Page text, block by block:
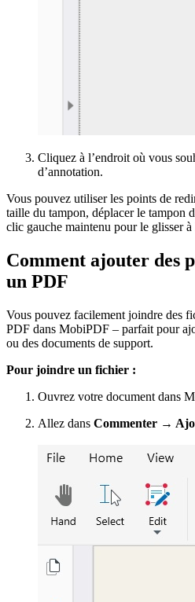
Cliquez à l’endroit où vous
d’annotation.
Vous pouvez utiliser les points de
taille du tampon, déplacer le tampon
clic gauche maintenu pour le glisser à
Comment ajouter des
un PDF
Vous pouvez facilement joindre des
PDF dans MobiPDF – parfait pour
ou des documents de support.
Pour joindre un fichier :
Ouvrez votre document dans
Allez dans Commenter →